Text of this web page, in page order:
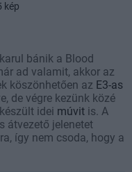
bánik a Blood
ad valamit, akkor az
köszönhetően az E3-as
de végre kezünk közé
idei múvit is. A
átvezető jelenetet
így nem csoda, hogy a